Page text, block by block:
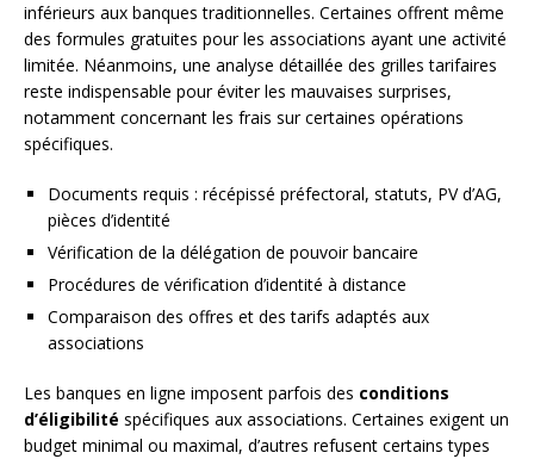
inférieurs aux banques traditionnelles. Certaines offrent même
des formules gratuites pour les associations ayant une activité
limitée. Néanmoins, une analyse détaillée des grilles tarifaires
reste indispensable pour éviter les mauvaises surprises,
notamment concernant les frais sur certaines opérations
spécifiques.
Documents requis : récépissé préfectoral, statuts, PV d’AG,
pièces d’identité
Vérification de la délégation de pouvoir bancaire
Procédures de vérification d’identité à distance
Comparaison des offres et des tarifs adaptés aux
associations
Les banques en ligne imposent parfois des conditions
d’éligibilité spécifiques aux associations. Certaines exigent un
budget minimal ou maximal, d’autres refusent certains types